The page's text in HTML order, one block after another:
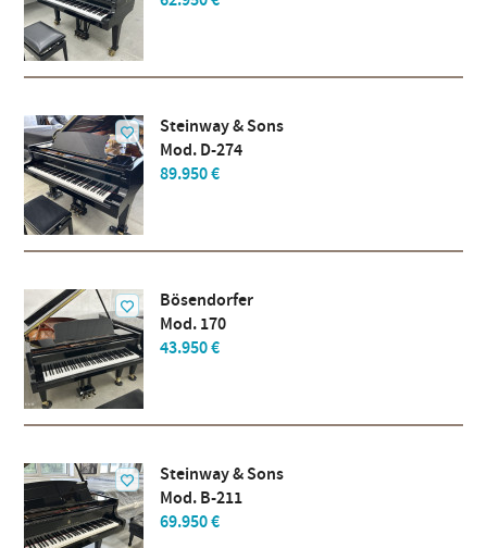
Steinway & Sons
Mod. D-274
89.950 €
Bösendorfer
Mod. 170
43.950 €
Steinway & Sons
Mod. B-211
69.950 €